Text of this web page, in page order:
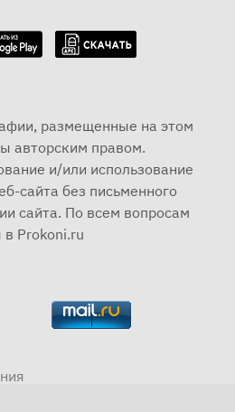
размещенные на этом
авторским правом.
и/или использование
сайта без письменного
сайта. По всем вопросам
в Prokoni.ru